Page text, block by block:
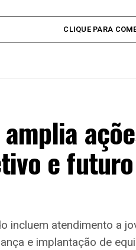
CLIQUE PARA
e
incluem atendimento a
e implantação de